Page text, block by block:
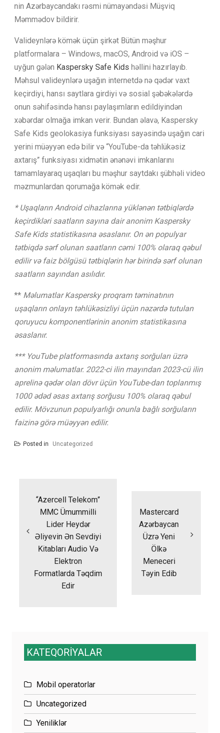
nin Azərbaycandakı rəsmi nümayəndəsi Müşviq
Məmmədov bildirir.
Valideynlərə kömək üçün şirkət Bütün məşhur
platformalara – Windows, macOS, Android və iOS –
uyğun gələn Kaspersky Safe Kids həllini hazırlayıb.
Məhsul valideynlərə uşağın internetdə nə qədər vaxt
keçirdiyi, hansı saytlara girdiyi və sosial şəbəkələrdə
onun səhifəsində hansı paylaşımların edildiyindən
xəbərdar olmağa imkan verir. Bundan əlavə, Kaspersky
Safe Kids geolokasiya funksiyası sayəsində uşağın cari
yerini müəyyən edə bilir və “YouTube-da təhlükəsiz
axtarış” funksiyası xidmətin ənənəvi imkanlarını
tamamlayaraq uşaqları bu məşhur saytdakı şübhəli video
məzmunlardan qorumağa kömək edir.
* Uşaqların Android cihazlarına yüklənən tətbiqlərdə
keçirdikləri saatların sayına dair anonim Kaspersky
Safe Kids statistikasına əsaslanır. On ən populyar
tətbiqdə sərf olunan saatların cəmi 100% olaraq qəbul
edilir və faiz bölgüsü tətbiqlərin hər birində sərf olunan
saatların sayından asılıdır.
** Məlumatlar Kaspersky proqram təminatının
uşaqların onlayn təhlükəsizliyi üçün nəzərdə tutulan
qoruyucu komponentlərinin anonim statistikasına
əsaslanır.
*** YouTube platformasında axtarış sorğuları üzrə
anonim məlumatlar. 2022-ci ilin mayından 2023-cü ilin
aprelinə qədər olan dövr üçün YouTube-dan toplanmış
1000 ədəd əsas axtarış sorğusu 100% olaraq qəbul
edilir. Mövzunun populyarlığı onunla bağlı sorğuların
faizinə görə müəyyən edilir.
Posted in Uncategorized
“Azercell Telekom”
MMC Ümummilli
Lider Heydər
Əliyevin Ən Sevdiyi
Kitabları Audio Və
Elektron
Formatlarda Təqdim
Edir
Mastercard
Azərbaycan
Üzrə Yeni
Ölkə
Meneceri
Təyin Edib
KATEQORİYALAR
Mobil operatorlar
Uncategorized
Yeniliklər